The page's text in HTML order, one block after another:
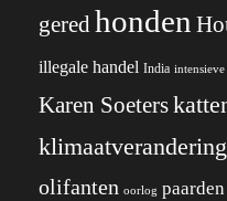
geredhonden
illegale handel India
Karen Soeters
klimaatverandering
olifanten oorlog paarden